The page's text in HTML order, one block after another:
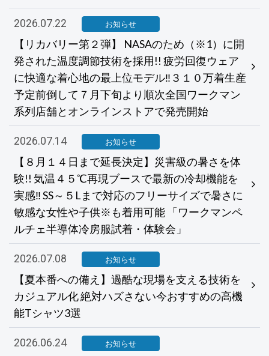
2026.07.22 お知らせ
【リカバリー第２弾】 NASAのため（※1）に開
発された温度調節技術を採用!! 疲労回復ウェア
に快適な着心地の最上位モデル‼３１０万着生産
予定前倒して７月下旬より順次全国ワークマン
系列店舗とオンラインストアで発売開始
2026.07.14 お知らせ
【８月１４日まで延長決定】災害級の暑さを体
験!! 気温４５℃再現ブースで最新の冷却機能を
実感‼ SS～５Lまで対応のフリーサイズで暑さに
敏感な女性や子供※も着用可能 「ワークマンペ
ルチェ半導体冷房服試着・体験会」
2026.07.08 お知らせ
【夏本番への備え】過酷な現場を支える技術を
カジュアル化 絶対ハズさない今おすすめの高機
能Tシャツ3選
2026.06.24 お知らせ